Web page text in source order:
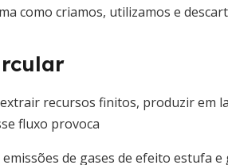
como criamos, utilizamos e
recursos finitos, produzir em
fluxo provoca
de gases de efeito estufa